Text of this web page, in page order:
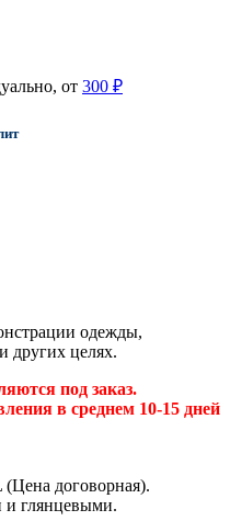
от 300 ₽
одежды,
других целях.
под заказ.
в среднем 10-15 дней
договорная).
глянцевыми.